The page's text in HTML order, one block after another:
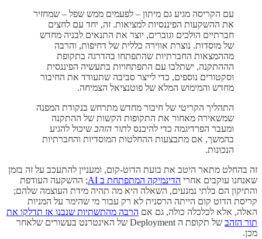
עם הקריסה מגיע גם מיתון – לפעמים ממש שפל – שמחזיר
את ההשקעות הפיננסיות למציאות. זה, יחד עם לחצים
חברתיים הולכים וגוברים, יוצר את התנאים לבניה מחדש
של מוסדות. נוצרת אווירה כללית של דחיפות, והרבה
מההמצאות החברתיות שהתפתחו בהדרגה בתקופת
הההתקנה, ישתלבו עם התפתחויות בתעשיה הפיננסית
וסקטורים נוספים, כדי לייצר סביבה שתעודד את החיבור
מחדש והמימוש המלא של פוטנציאל הצמיחה.
התהליך הקריטי של חיבור מחדש מתרחש בנקודת המפנה
שמשאירה מאחור את התקופות הקשות של ההתקנה
ומעבר הפרדיגמה כדי להיכנס לתור הזהבשיכול להגיע
בהמשך, אם מתבצעות ההחלטות המוסדיות והחברתיות
הנכונות.
זה בהחלט מתאר היטב את בועת הדוט-קום, ומעניין להתעכב על זה בזמן
שאנחנו עוקבים אחרי הדינמיקה המתפתחת ב AI
; ההשקעה העודפת
והתיקון הם בלתי נמנעים, השאלה היא מה תהיה מידת העוצמה שלהם;
קריסת הדוט קום הייתה הרסנית לא רק עבור מי שהימר על המניות
האלה, אלא לכלכלה כולה, גם אם הרבה מהתשתיות שנבנו אז תדלקו את
תור הזהב
של תקופת ה Deployment של האינטרנט בעשורים שלאחר
מכן.